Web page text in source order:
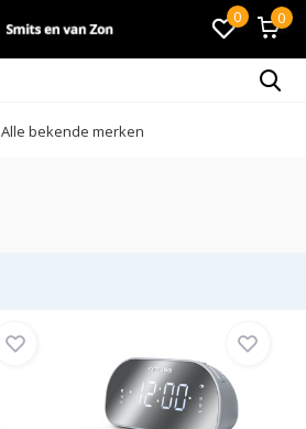
0 0
Alle bekende merken